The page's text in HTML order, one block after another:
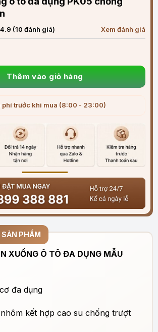
4.9 (10 đánh giá) Xem đánh giá
tô đa dụng PK05 chống trượt, an toàn số
Thêm vào giỏ hàng
phí trước khi mua (8:00 - 23:00)
PHẨM
XUỐNG Ô TÔ ĐA DỤNG MẪU
đa dụng
kết hợp cao su chống trượt